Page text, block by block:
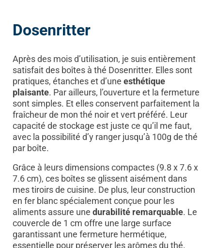
Dosenritter
Après des mois d’utilisation, je suis entièrement
satisfait des boîtes à thé Dosenritter. Elles sont
pratiques, étanches et d’une esthétique
plaisante. Par ailleurs, l’ouverture et la fermeture
sont simples. Et elles conservent parfaitement la
fraîcheur de mon thé noir et vert préféré. Leur
capacité de stockage est juste ce qu’il me faut,
avec la possibilité d’y ranger jusqu’à 100g de thé
par boîte.
Grâce à leurs dimensions compactes (9.8 x 7.6 x
7.6 cm), ces boîtes se glissent aisément dans
mes tiroirs de cuisine. De plus, leur construction
en fer blanc spécialement conçue pour les
aliments assure une durabilité remarquable. Le
couvercle de 1 cm offre une large surface
garantissant une fermeture hermétique,
essentielle pour préserver les arômes du thé.